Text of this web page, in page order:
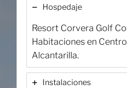
Hospedaje
Resort Corvera Golf
Habitaciones en
Alcantarilla.
Instalaciones